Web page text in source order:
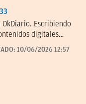
Escribiendo
digitales
10/06/2026 12:57